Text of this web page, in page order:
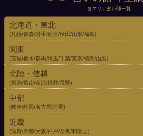
各エリア占い師一覧
北海道・東北
(札幌/青森/岩手/仙台/秋田/山形/福島)
関東
(茨城/栃木/群馬/埼玉/千葉/東京/横浜/山梨)
北陸・信越
(新潟/富山/金沢/福井/長野)
中部
(岐阜/静岡/名古屋/三重)
近畿
(滋賀/京都/大阪/神戸/奈良/和歌山)